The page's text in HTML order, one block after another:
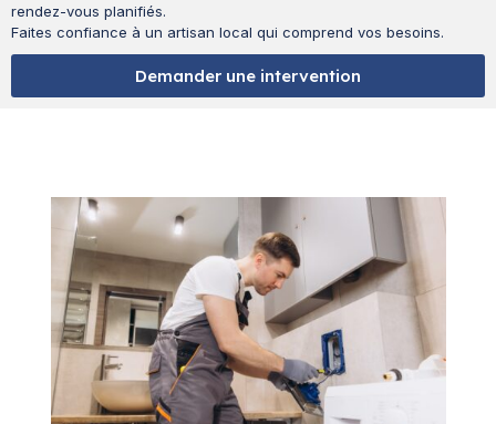
rendez-vous planifiés.
Faites confiance à un artisan local qui comprend vos besoins.
Demander une intervention